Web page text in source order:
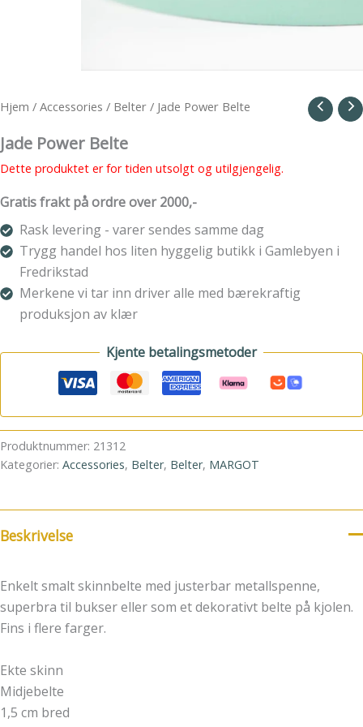
Hjem / Accessories / Belter / Jade Power Belte
Jade Power Belte
Dette produktet er for tiden utsolgt og utilgjengelig.
Gratis frakt på ordre over 2000,-
Rask levering - varer sendes samme dag
Trygg handel hos liten hyggelig butikk i Gamlebyen i
Fredrikstad
Merkene vi tar inn driver alle med bærekraftig
produksjon av klær
Kjente betalingsmetoder
Produktnummer: 21312
Kategorier: Accessories, Belter, Belter, MARGOT
Beskrivelse
Enkelt smalt skinnbelte med justerbar metallspenne,
superbra til bukser eller som et dekorativt belte på kjolen.
Fins i flere farger.
Ekte skinn
Midjebelte
1,5 cm bred